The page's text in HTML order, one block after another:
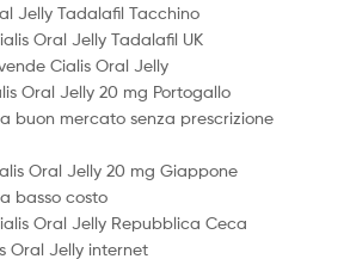
Jelly Tadalafil Tacchino
Oral Jelly Tadalafil UK
Cialis Oral Jelly
Oral Jelly 20 mg Portogallo
buon mercato senza prescrizione
Oral Jelly 20 mg Giappone
basso costo
Oral Jelly Repubblica Ceca
Oral Jelly internet